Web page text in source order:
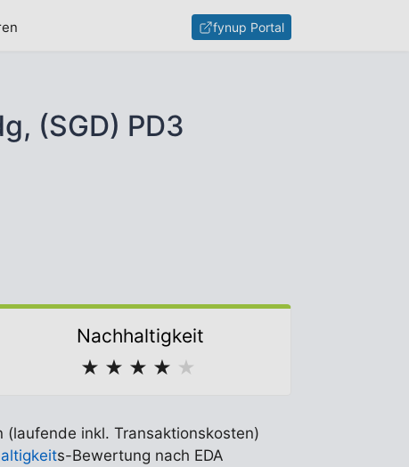
fynup Portal
(SGD) PD3
Nachhaltigkeit
★ ★ ★ ★ ★
(laufende inkl. Transaktionskosten)
s-Bewertung nach EDA